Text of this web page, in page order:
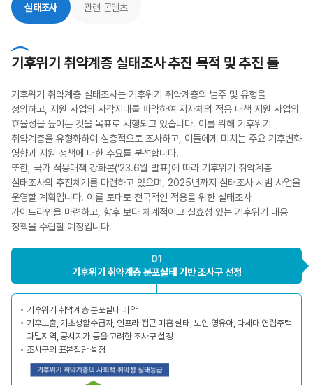
실태조사 관련 콘텐츠
기후위기 취약계층 실태조사 추진 목적 및 추진 틀
기후위기 취약계층 실태조사는 기후위기 취약계층의 범주 및 유형을
정의하고, 지원 사업의 사각지대를 파악하여 지자체의 적응 대책 지원 사업의
효율성을 높이는 것을 목표로 시행되고 있습니다. 이를 위해 기후위기
취약계층을 유형화하여 심층적으로 조사하고, 이들에게 미치는 주요 기후변화
영향과 지원 정책에 대한 수요를 분석합니다.
또한, 국가 적응대책 강화본(‘23.6월 발표)에 따라 기후위기 취약계층
실태조사의 추진체계를 마련하고 있으며, 2025년까지 실태조사 시범 사업을
운영할 계획입니다. 이를 토대로 전국적인 적용을 위한 실태조사
가이드라인을 마련하고, 향후 보다 체계적이고 실효성 있는 기후위기 대응
정책을 수립할 예정입니다.
01
기후위기 취약계층분포실태 기반 조사구 선정
기후위기 취약계층 분포실태 파악
기후노출, 기초생활수급자, 인프라 접근 미흡 실태, 노인·영유아, 다세대 연립주택
과밀지역, 공시지가 등을 고려한 조사구 설정
조사구의 표본집단 설정